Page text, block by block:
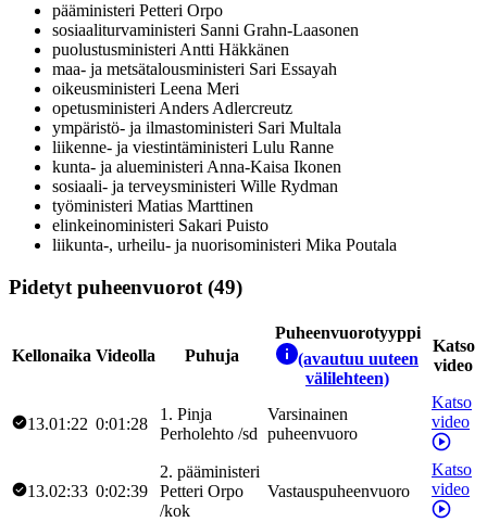
pääministeri Petteri Orpo
sosiaaliturvaministeri Sanni Grahn-Laasonen
puolustusministeri Antti Häkkänen
maa- ja metsätalousministeri Sari Essayah
oikeusministeri Leena Meri
opetusministeri Anders Adlercreutz
ympäristö- ja ilmastoministeri Sari Multala
liikenne- ja viestintäministeri Lulu Ranne
kunta- ja alueministeri Anna-Kaisa Ikonen
sosiaali- ja terveysministeri Wille Rydman
työministeri Matias Marttinen
elinkeinoministeri Sakari Puisto
liikunta-, urheilu- ja nuorisoministeri Mika Poutala
Pidetyt puheenvuorot (49)
Kellonaika Videolla Puhuja
Puheenvuorotyyppi
(avautuu uuteen
välilehteen)
Katso
video
13.01:22 0:01:28
1 . Pinja
Perholehto /sd
Varsinainen
puheenvuoro
Katso
video
13.02:33 0:02:39
2. pääministeri
Petteri Orpo
/kok
Vastauspuheenvuoro
Katso
video